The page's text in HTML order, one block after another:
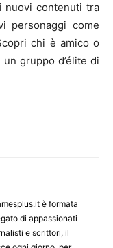
nuovi contenuti tra
personaggi come
chi è amico o
gruppo d’élite di
è formata
di appassionati
e scrittori, il